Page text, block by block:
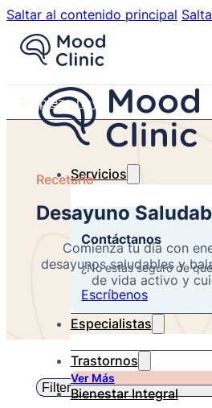
Saltar al contenido principal
Servicios
Contáctanos
¿No estás seguro de
Escríbenos
Especialistas
Trastornos
Ver Más
Bienestar Integral
Empieza hoy
Recetario
Desayuno
Comienza tu día con
desayunos saludables y
de vida activo y
Filter